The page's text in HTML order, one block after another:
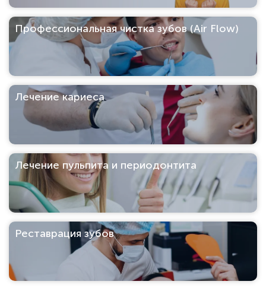
Профессиональная чистка зубов (Air Flow)
Лечение кариеса
Лечение пульпита и периодонтита
Реставрация зубов